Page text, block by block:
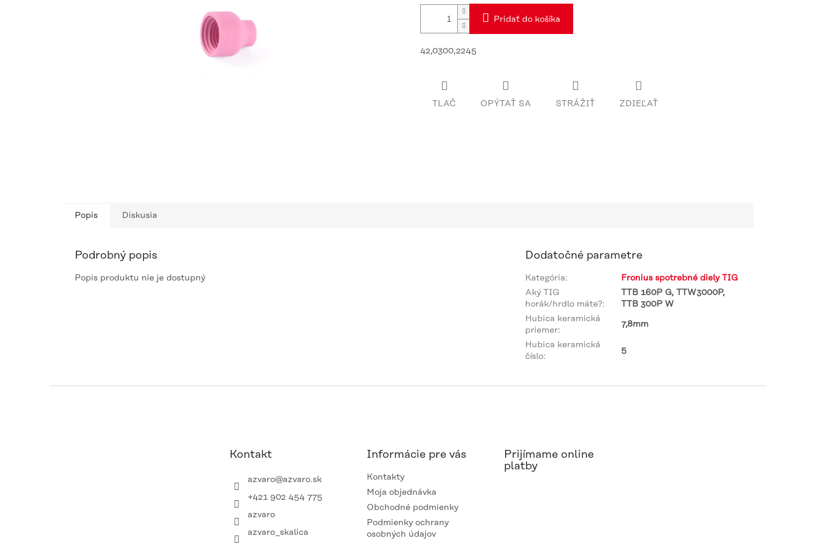
Pridať do košíka
42,0300,2245
TLAČ OPÝTAŤ SA STRÁŽIŤ ZDIEĽAŤ
Popis Diskusia
Podrobný popis
Popis produktu nie je dostupný
Dodatočné parametre
Kategória:
Fronius spotrebné diely TIG
Aký TIG
horák/hrdlo máte?:
TTB 160P G, TTW3000P,
TTB 300P W
Hubica keramická
priemer:
7,8mm
Hubica keramická
číslo:
5
Kontakt
azvaro@azvaro.sk
+421 902 454 775
azvaro
azvaro_skalica
Informácie pre vás
Kontakty
Moja objednávka
Obchodné podmienky
Podmienky ochrany
osobných údajov
Prijímame online
platby